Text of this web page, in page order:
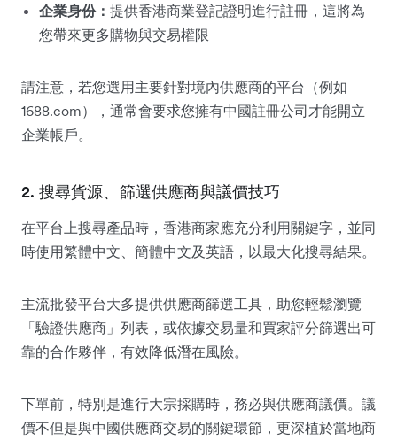
企業身份： 提供香港商業登記證明進行註冊，這將為
您帶來更多購物與交易權限
請注意，若您選用主要針對境內供應商的平台（例如
1688.com），通常會要求您擁有中國註冊公司才能開立
企業帳戶。
2. 搜尋貨源、篩選供應商與議價技巧
在平台上搜尋產品時，香港商家應充分利用關鍵字，並同
時使用繁體中文、簡體中文及英語，以最大化搜尋結果。
主流批發平台大多提供供應商篩選工具，助您輕鬆瀏覽
「驗證供應商」列表，或依據交易量和買家評分篩選出可
靠的合作夥伴，有效降低潛在風險。
下單前，特別是進行大宗採購時，務必與供應商議價。議
價不但是與中國供應商交易的關鍵環節，更深植於當地商